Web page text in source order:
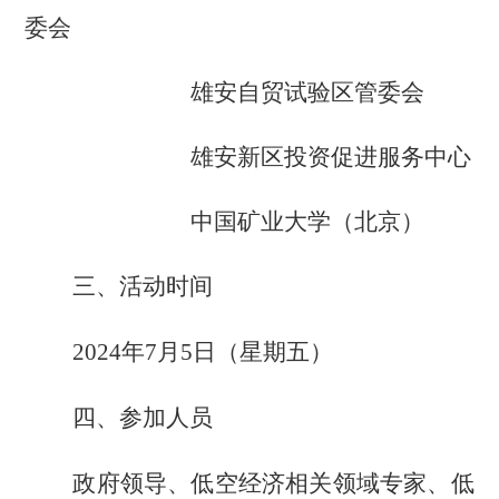
委会
雄安自贸试验区管委会
雄安新区投资促进服务中心
中国矿业大学 （北京）
三、活动时间
2024年7月 5 日 （星期五）
四、参加人员
政府领导、低空经济相关领域专家、低